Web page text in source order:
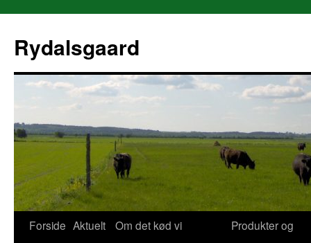
Rydalsgaard
Hop
Forside Aktuelt
Om det kød vi
Produkter og